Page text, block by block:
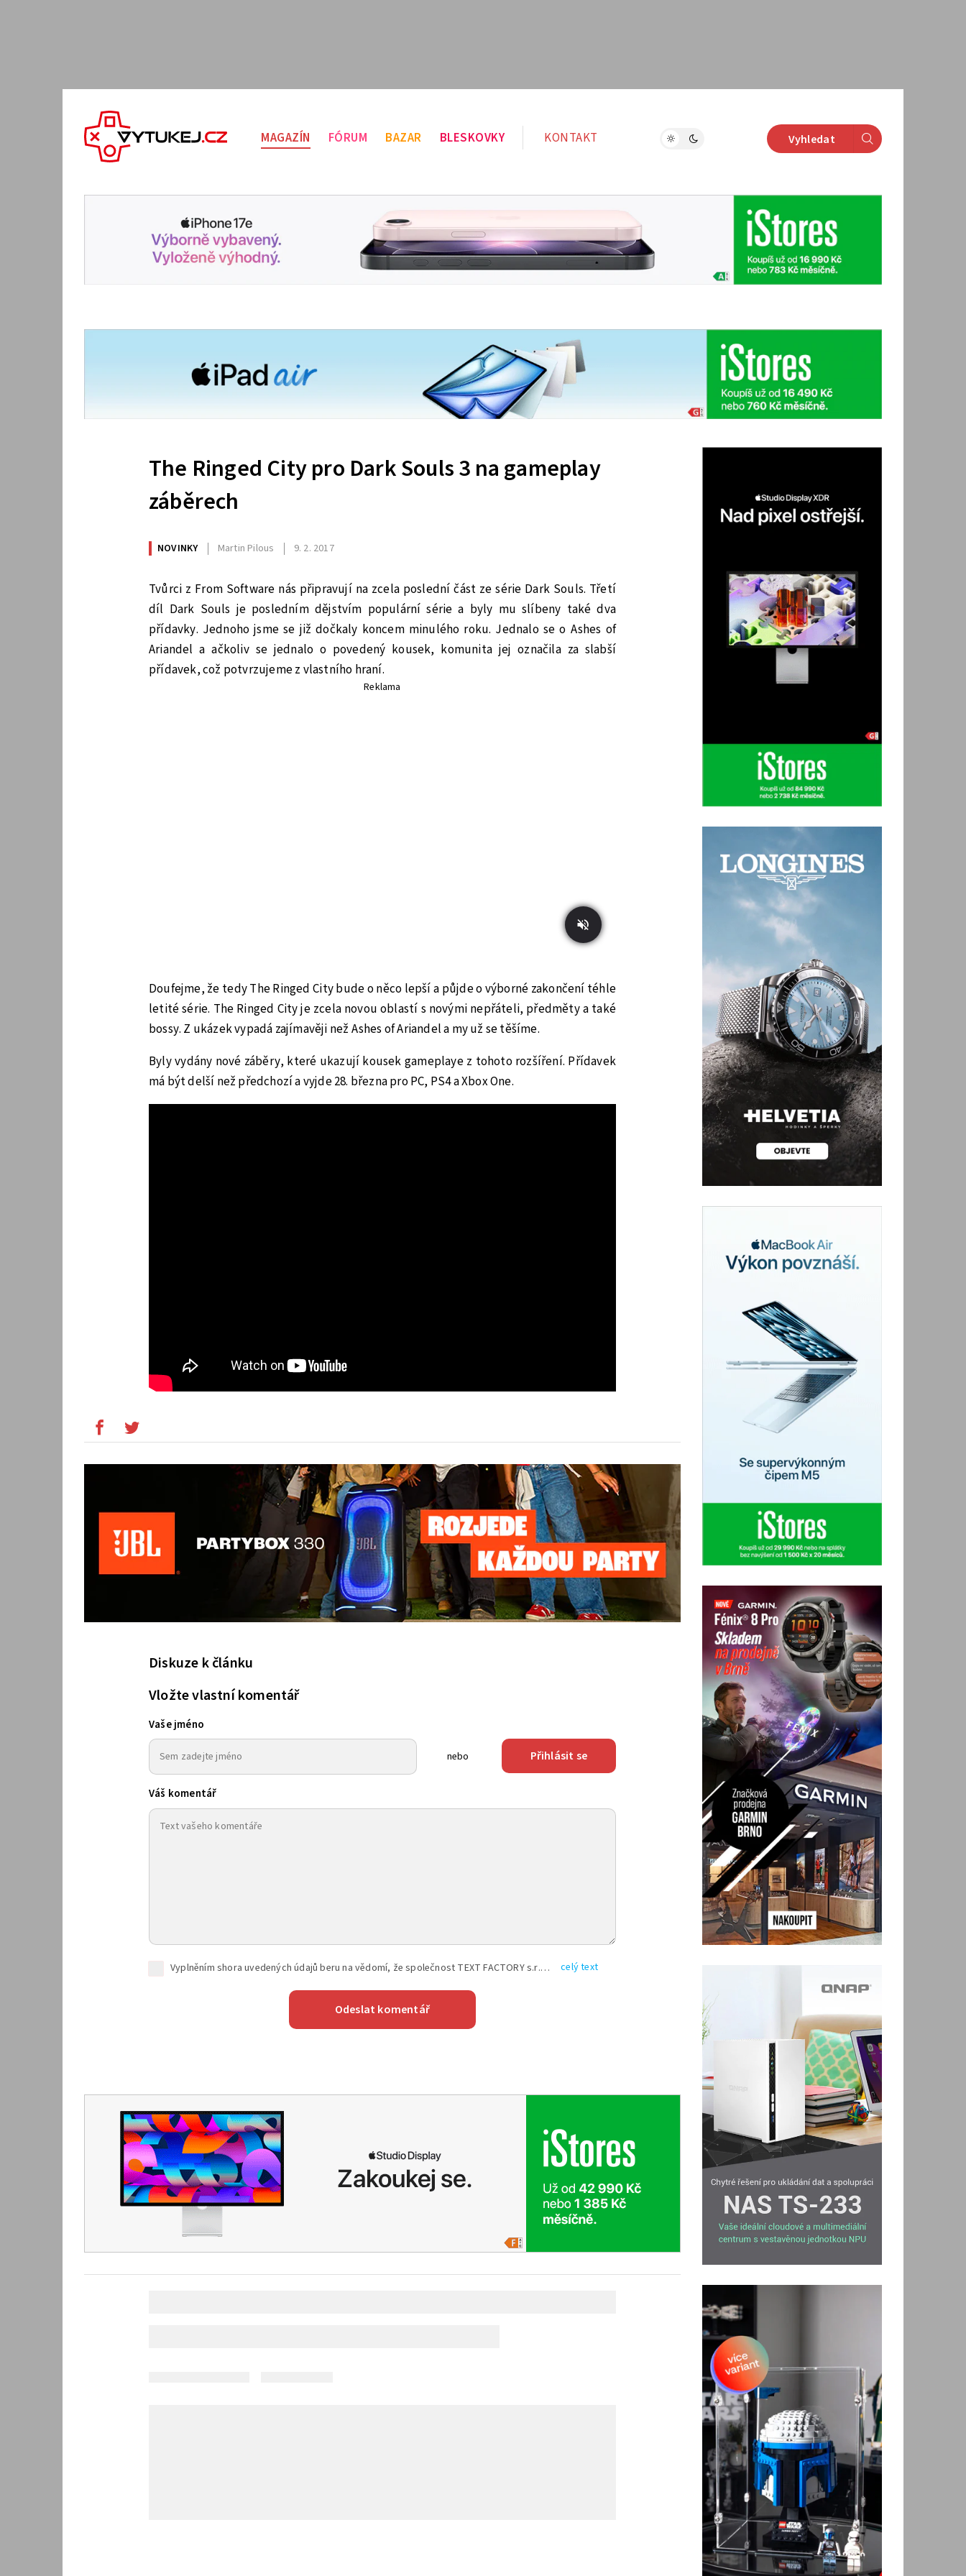
MAGAZÍN FÓRUM BAZAR BLESKOVKY KONTAKT Vyhledat
The Ringed City pro Dark Souls 3 na gameplay
záběrech
NOVINKY Martin Pilous 9. 2. 2017
Tvůrci z From Software nás připravují na zcela poslední část ze série Dark Souls. Třetí
díl Dark Souls je posledním dějstvím populární série a byly mu slíbeny také dva
přídavky. Jednoho jsme se již dočkaly koncem minulého roku. Jednalo se o Ashes of
Ariandel a ačkoliv se jednalo o povedený kousek, komunita jej označila za slabší
přídavek, což potvrzujeme z vlastního hraní.
Reklama
Doufejme, že tedy The Ringed City bude o něco lepší a půjde o výborné zakončení téhle
letité série. The Ringed City je zcela novou oblastí s novými nepřáteli, předměty a také
bossy. Z ukázek vypadá zajímavěji než Ashes of Ariandel a my už se těšíme.
Byly vydány nové záběry, které ukazují kousek gameplaye z tohoto rozšíření. Přídavek
má být delší než předchozí a vyjde 28. března pro PC, PS4 a Xbox One.
Diskuze k článku
Vložte vlastní komentář
Vaše jméno
nebo Přihlásit se
Váš komentář
Vyplněním shora uvedených údajů beru na vědomí, že společnost TEXT FACTORY s.r.o., sídlem Brno, Durďákova 336/29, Černá Pole, PSČ: 613 00, IČ: 06157831, zapsané u Krajského soudu v Brně, oddíl C, vložka 100399, bude zpracovávat mé osobní údaje uvedené v rámci mnou vyplněného registračního formuláře na základě oprávněných zájmů TEXT FACTORY s.r.o. dle čl. 6 odst. 1 písm. f) GDPR a pro splnění právních povinností (čl. 6 odst. 1 písm. c) GDPR), a to pro tyto účely: nezbytnost zajistit oprávnění návštěvníka webových stránek provozovaných společností TEXT FACTORY s.r.o. přispívat aktivně ke zveřejněným článkům nebo v rámci diskusních fór a výkon práv TEXT FACTORY s.r.o. jako administrátora těchto diskusních fór. Více informací o zpracování osobních údajů a právech lze nalézt v celý text